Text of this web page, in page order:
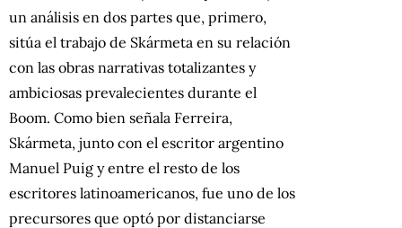
un análisis en dos partes que, primero,
sitúa el trabajo de Skármeta en su relación
con las obras narrativas totalizantes y
ambiciosas prevalecientes durante el
Boom. Como bien señala Ferreira,
Skármeta, junto con el escritor argentino
Manuel Puig y entre el resto de los
escritores latinoamericanos, fue uno de los
precursores que optó por distanciarse